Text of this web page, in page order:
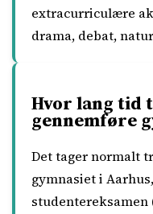
extracurriculære
drama, debat,
Hvor lang tid
gennemføre
Det tager normalt
gymnasiet i
studentereksamen